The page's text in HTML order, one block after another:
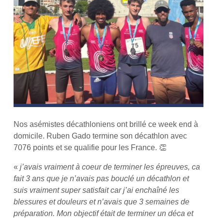
Nos asémistes décathloniens ont brillé ce week end à
domicile. Ruben Gado termine son décathlon avec
7076 points et se qualifie pour les France. 👏
« j’avais vraiment à coeur de terminer les épreuves, ca
fait 3 ans que je n’avais pas bouclé un décathlon et
suis vraiment super satisfait car j’ai enchaîné les
blessures et douleurs et n’avais que 3 semaines de
préparation. Mon objectif était de terminer un déca et